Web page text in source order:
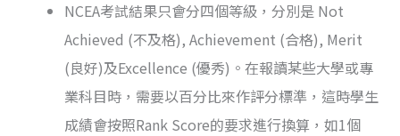
NCEA考試結果只會分四個等級，分別是 Not
Achieved (不及格), Achievement (合格), Merit
(良好)及Excellence (優秀)。在報讀某些大學或專
業科目時，需要以百分比來作評分標準，這時學生
成績會按照Rank Score的要求進行換算，如1個